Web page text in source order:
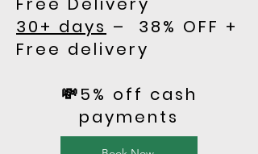
30+ days – 38% OFF +
Free delivery
💸5% off cash
payments